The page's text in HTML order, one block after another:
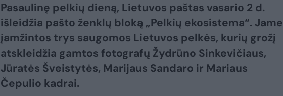
Pasaulinę pelkių dieną, Lietuvos paštas vasario 2 d.
išleidžia pašto ženklų bloką „Pelkių ekosistema“. Jame
įamžintos trys saugomos Lietuvos pelkės, kurių grožį
atskleidžia gamtos fotografų Žydrūno Sinkevičiaus,
Jūratės Šveistytės, Marijaus Sandaro ir Mariaus
Čepulio kadrai.